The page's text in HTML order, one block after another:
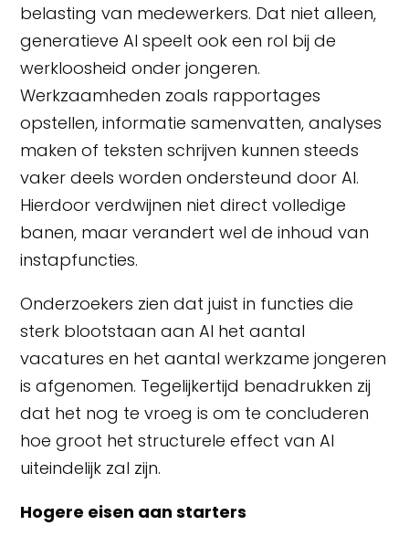
belasting van medewerkers. Dat niet alleen,
generatieve AI speelt ook een rol bij de
werkloosheid onder jongeren.
Werkzaamheden zoals rapportages
opstellen, informatie samenvatten, analyses
maken of teksten schrijven kunnen steeds
vaker deels worden ondersteund door AI.
Hierdoor verdwijnen niet direct volledige
banen, maar verandert wel de inhoud van
instapfuncties.
Onderzoekers zien dat juist in functies die
sterk blootstaan aan AI het aantal
vacatures en het aantal werkzame jongeren
is afgenomen. Tegelijkertijd benadrukken zij
dat het nog te vroeg is om te concluderen
hoe groot het structurele effect van AI
uiteindelijk zal zijn.
Hogere eisen aan starters